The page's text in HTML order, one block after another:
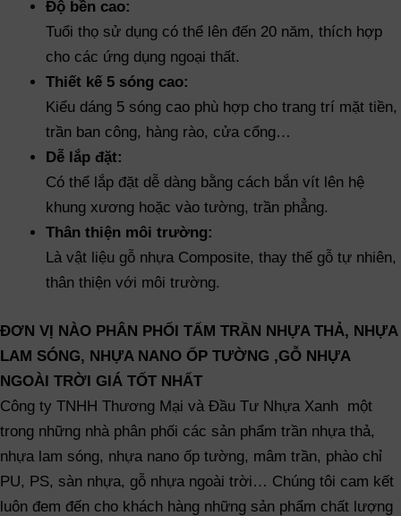
Độ bền cao:
Tuổi thọ sử dụng có thể lên đến 20 năm, thích hợp
cho các ứng dụng ngoại thất.
Thiết kế 5 sóng cao:
Kiểu dáng 5 sóng cao phù hợp cho trang trí mặt tiền,
trần ban công, hàng rào, cửa cổng…
Dễ lắp đặt:
Có thể lắp đặt dễ dàng bằng cách bắn vít lên hệ
khung xương hoặc vào tường, trần phẳng.
Thân thiện môi trường:
Là vật liệu gỗ nhựa Composite, thay thế gỗ tự nhiên,
thân thiện với môi trường.
ĐƠN VỊ NÀO PHÂN PHỐI TẤM TRẦN NHỰA THẢ, NHỰA
LAM SÓNG, NHỰA NANO ỐP TƯỜNG ,GỖ NHỰA
NGOÀI TRỜI GIÁ TỐT NHẤT
Công ty TNHH Thương Mại và Đầu Tư Nhựa Xanh một
trong những nhà phân phối các sản phẩm trần nhựa thả,
nhựa lam sóng, nhựa nano ốp tường, mâm trần, phào chỉ
PU, PS, sàn nhựa, gỗ nhựa ngoài trời… Chúng tôi cam kết
luôn đem đến cho khách hàng những sản phẩm chất lượng